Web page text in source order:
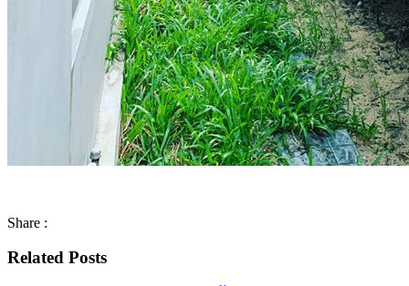
Share :
Related Posts